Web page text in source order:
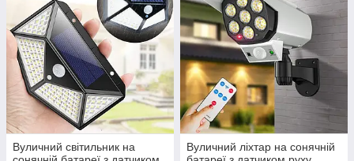
Вуличний світильник на
Вуличний ліхтар на сонячній